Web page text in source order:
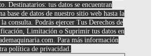
Destinatarios: tus datos se encuentran
base de datos de nuestro sitio web hasta la
consulta. Podrás ejercer Tus Derechos de
Limitación o Suprimir tus datos en
. Para más información
política de privacidad.